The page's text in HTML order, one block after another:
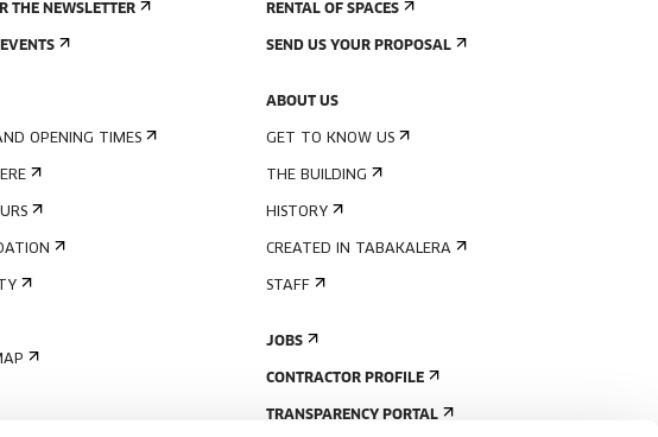
THE NEWSLETTER
OPENING TIMES
RENTAL OF SPACES
SEND US YOUR PROPOSAL
ABOUT US
GET TO KNOW US
THE BUILDING
HISTORY
CREATED IN TABAKALERA
STAFF
JOBS
CONTRACTOR PROFILE
TRANSPARENCY PORTAL